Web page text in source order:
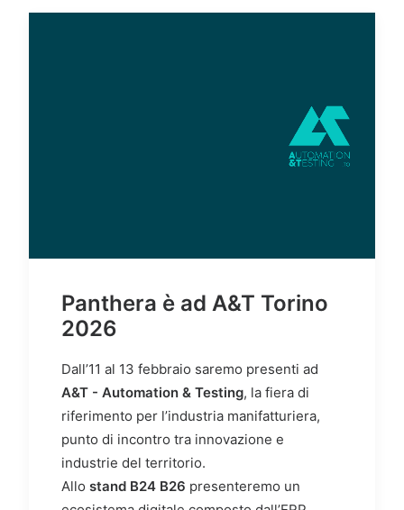
Panthera è ad A&T Torino
2026
Dall’11 al 13 febbraio saremo presenti ad
A&T - Automation & Testing, la fiera di
riferimento per l’industria manifatturiera,
punto di incontro tra innovazione e
industrie del territorio.
Allo stand B24 B26 presenteremo un